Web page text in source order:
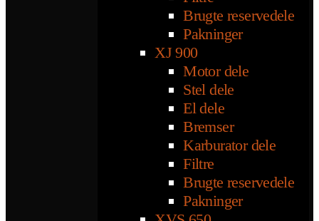
Brugte reservedele
Pakninger
XJ 900
Motor dele
Stel dele
El dele
Bremser
Karburator dele
Filtre
Brugte reservedele
Pakninger